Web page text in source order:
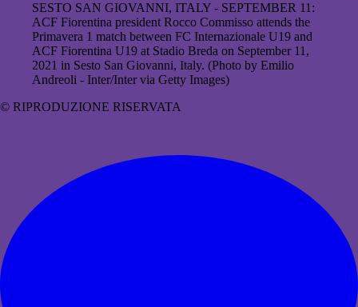
SESTO SAN GIOVANNI, ITALY - SEPTEMBER 11:
ACF Fiorentina president Rocco Commisso attends the
Primavera 1 match between FC Internazionale U19 and
ACF Fiorentina U19 at Stadio Breda on September 11,
2021 in Sesto San Giovanni, Italy. (Photo by Emilio
Andreoli - Inter/Inter via Getty Images)
© RIPRODUZIONE RISERVATA